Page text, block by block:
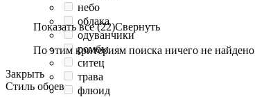
небо
облака
одуванчики
ромбы
ситец
трава
флюид
Показать все (22)Свернуть
По этим критериям поиска ничего не найдено
Закрыть
Стиль обоев